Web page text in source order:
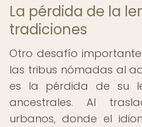
La pérdida de la
tradiciones
Otro desafío
las tribus nómadas al
es la pérdida de su
ancestrales. Al
urbanos, donde el